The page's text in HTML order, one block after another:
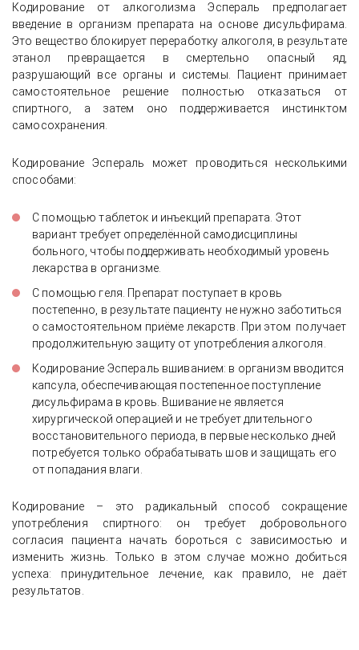
Кодирование от алкоголизма Эспераль предполагает
введение в организм препарата на основе дисульфирама.
Это вещество блокирует переработку алкоголя, в результате
этанол превращается в смертельно опасный яд,
разрушающий все органы и системы. Пациент принимает
самостоятельное решение полностью отказаться от
спиртного, а затем оно поддерживается инстинктом
самосохранения.
Кодирование Эспераль может проводиться несколькими
способами:
С помощью таблеток и инъекций препарата. Этот
вариант требует определённой самодисциплины
больного, чтобы поддерживать необходимый уровень
лекарства в организме.
С помощью геля. Препарат поступает в кровь
постепенно, в результате пациенту не нужно заботиться
о самостоятельном приёме лекарств. При этом получает
продолжительную защиту от употребления алкоголя.
Кодирование Эспераль вшиванием: в организм вводится
капсула, обеспечивающая постепенное поступление
дисульфирама в кровь. Вшивание не является
хирургической операцией и не требует длительного
восстановительного периода, в первые несколько дней
потребуется только обрабатывать шов и защищать его
от попадания влаги.
Кодирование – это радикальный способ сокращение
употребления спиртного: он требует добровольного
согласия пациента начать бороться с зависимостью и
изменить жизнь. Только в этом случае можно добиться
успеха: принудительное лечение, как правило, не даёт
результатов.